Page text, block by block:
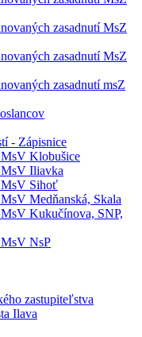
zasadnutí MsZ
zasadnutí MsZ
zasadnutí msZ
- Zápisnice
Klobušice
Iliavka
MsV Sihoť
Medňanská, Skala
Kukučínova, SNP,
NsP
zastupiteľstva
Ilava